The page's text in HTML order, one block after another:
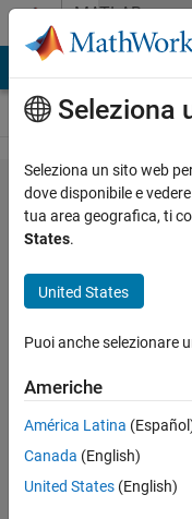
Vai al contenutoMATLAB
Answers
I need some
help,(i.e) my
192x192, i
divide it into
3x3,and
from each
3x3 block,by
taking center
Seleziona
Seleziona un sito web
dove disponibile e
tua area geografica, ti
States.
United States
Puoi anche selezionare
Americhe
América Latina
Canada (English)
United States (English)